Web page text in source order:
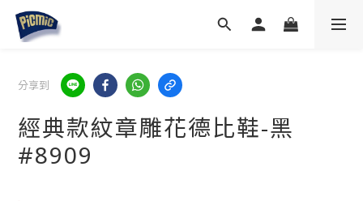
分享到
經典款紋章雕花德比鞋-黑
#8909